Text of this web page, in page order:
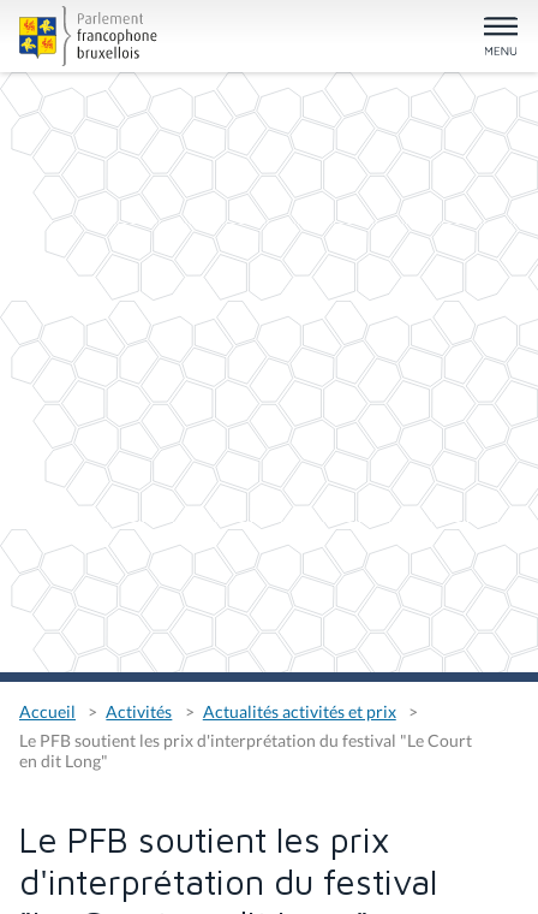
Accueil Activités
Actualités activités et prix
Le PFB soutient les prix d'interprétation du festival "Le Court
en dit Long"
Le PFB soutient les prix
d'interprétation du festival